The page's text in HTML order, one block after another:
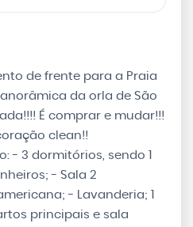
de frente para a Praia
da orla de São
É comprar e mudar!!!
clean!!
- 3 dormitórios, sendo 1
- Sala 2
- Lavanderia; 1
principais e sala